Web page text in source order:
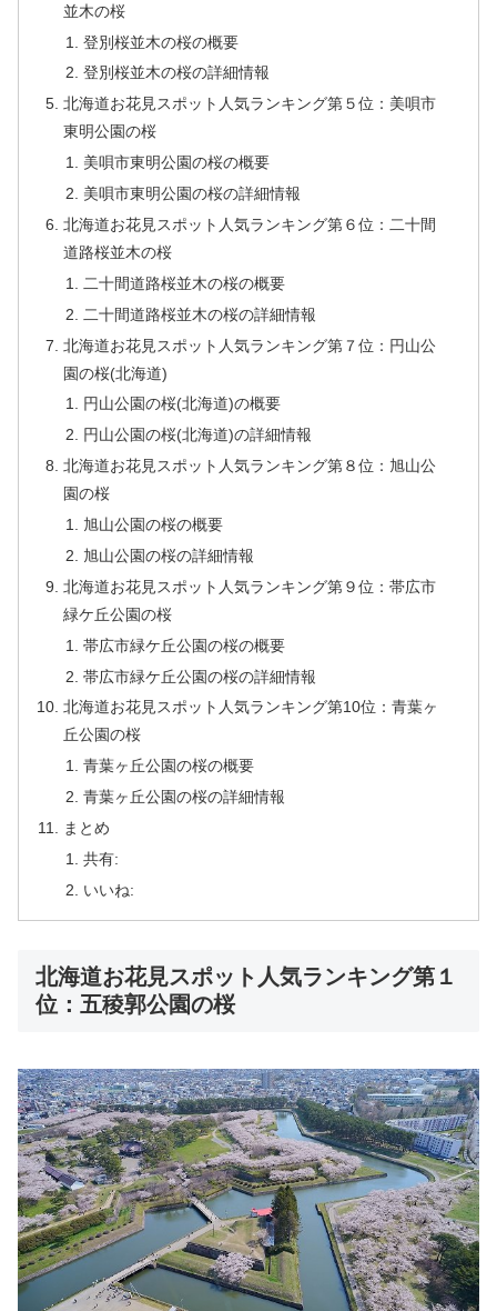
並木の桜
登別桜並木の桜の概要
登別桜並木の桜の詳細情報
北海道お花見スポット人気ランキング第５位：美唄市
東明公園の桜
美唄市東明公園の桜の概要
美唄市東明公園の桜の詳細情報
北海道お花見スポット人気ランキング第６位：二十間
道路桜並木の桜
二十間道路桜並木の桜の概要
二十間道路桜並木の桜の詳細情報
北海道お花見スポット人気ランキング第７位：円山公
園の桜(北海道)
円山公園の桜(北海道)の概要
円山公園の桜(北海道)の詳細情報
北海道お花見スポット人気ランキング第８位：旭山公
園の桜
旭山公園の桜の概要
旭山公園の桜の詳細情報
北海道お花見スポット人気ランキング第９位：帯広市
緑ケ丘公園の桜
帯広市緑ケ丘公園の桜の概要
帯広市緑ケ丘公園の桜の詳細情報
北海道お花見スポット人気ランキング第10位：青葉ヶ
丘公園の桜
青葉ヶ丘公園の桜の概要
青葉ヶ丘公園の桜の詳細情報
まとめ
共有:
いいね:
北海道お花見スポット人気ランキング第１
位：五稜郭公園の桜